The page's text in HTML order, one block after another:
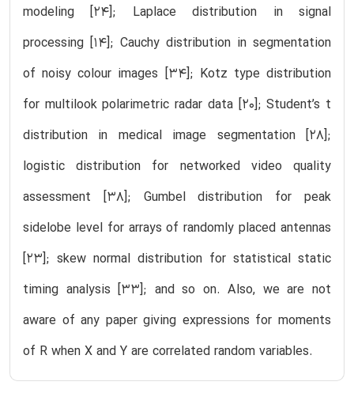
modeling [24]; Laplace distribution in signal
processing [14]; Cauchy distribution in segmentation
of noisy colour images [34]; Kotz type distribution
for multilook polarimetric radar data [20]; Student’s t
distribution in medical image segmentation [28];
logistic distribution for networked video quality
assessment [38]; Gumbel distribution for peak
sidelobe level for arrays of randomly placed antennas
[23]; skew normal distribution for statistical static
timing analysis [33]; and so on. Also, we are not
aware of any paper giving expressions for moments
of R when X and Y are correlated random variables.